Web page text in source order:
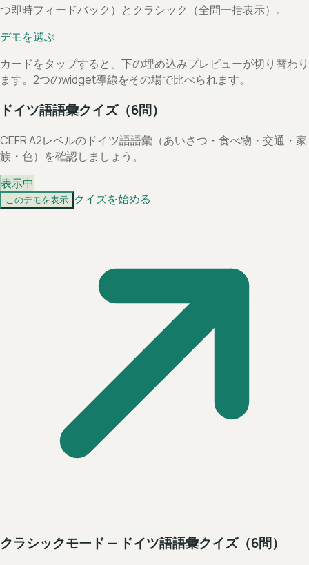
つ即時フィードバック）とクラシック（全問一括表示）。
デモを選ぶ
カードをタップすると、下の埋め込みプレビューが切り替わり
ます。2つのwidget導線をその場で比べられます。
ドイツ語語彙クイズ（6問）
CEFR A2レベルのドイツ語語彙（あいさつ・食べ物・交通・家
族・色）を確認しましょう。
表示中
このデモを表示 クイズを始める
クラシックモード — ドイツ語語彙クイズ（6問）